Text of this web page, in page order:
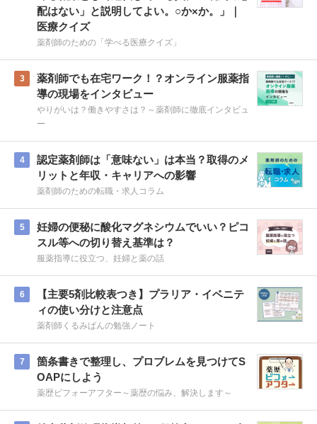
配はない」と説明してよい。○か×か。」｜
医療クイズ
薬剤師のための「学べる医療クイズ」
3
薬剤師でも在宅ワーク！？オンライン服薬指
導の現場をインタビュー
やりがいは？働きやすさは？～薬剤師に徹底インタビュ
ー
4
認定薬剤師は「意味ない」は本当？取得のメ
リットと年収・キャリアへの影響
薬剤師のための転職・求人コラム
5
妊婦の便秘に酸化マグネシウムでいい？ピコ
スル等への切り替え基準は？
服薬指導に役立つ、妊婦と薬の話
6
【主要5剤比較表つき】プラリア・イベニテ
ィの使い分けと注意点
薬剤師くるみぱんの勉強ノート
7
箇条書きで整理し、プロブレムを見つけてS
OAPにしよう
薬歴ビフォーアフター～薬歴の悩み、解決します～